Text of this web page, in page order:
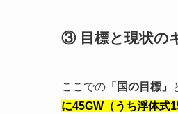
③ 目標と現状の
ここでの 「国の目標」
に45GW（うち浮体式